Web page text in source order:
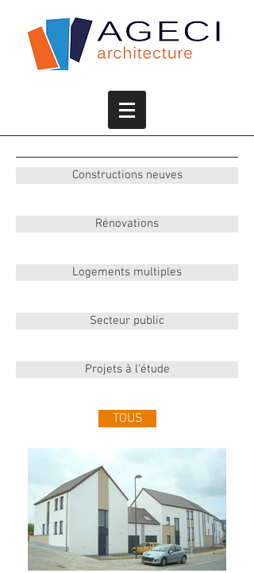
Constructions neuves
Rénovations
Logements multiples
Secteur public
Projets à l'étude
TOUS